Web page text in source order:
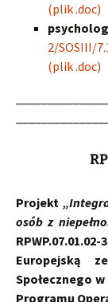
(plik .doc)
2/SOSIII/
(plik .doc)
Projekt
osób z
Europejską
Społecznego
Programu